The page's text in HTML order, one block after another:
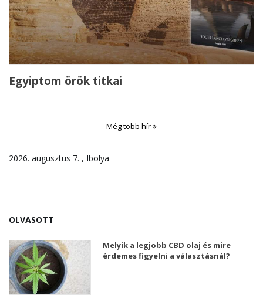
Egyiptom örök titkai
Még több hír
2026. augusztus 7. , Ibolya
OLVASOTT
Melyik a legjobb CBD olaj és mire
érdemes figyelni a választásnál?